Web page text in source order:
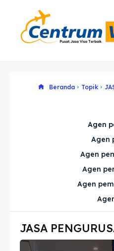
Explore our
Imta
Explore our
Imta
Beranda Topik
Agen
Agen
Agen
Agen
Agen
JASA